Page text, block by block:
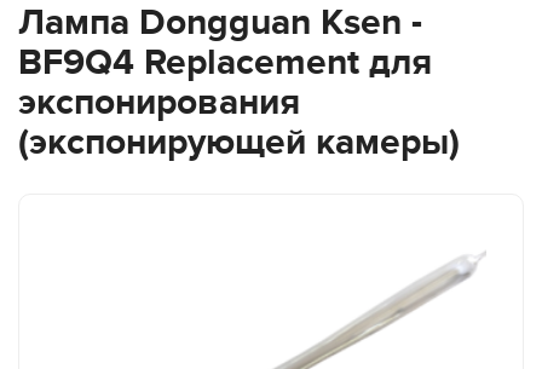
Лампа Dongguan Ksen -
BF9Q4 Replacement для
экспонирования
(экспонирующей камеры)